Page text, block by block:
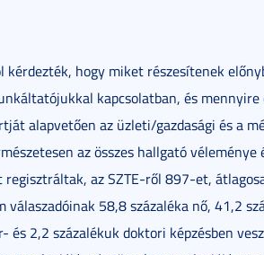
hogy miket részesítenek
kapcsolatban, és
alapvetően az üzleti/gazdasági és a
az összes hallgató
regisztráltak, az SZTE-ről 897-et,
válaszadóinak 58,8 százaléka nő, 41,2
és 2,2 százalékuk doktori képzésben